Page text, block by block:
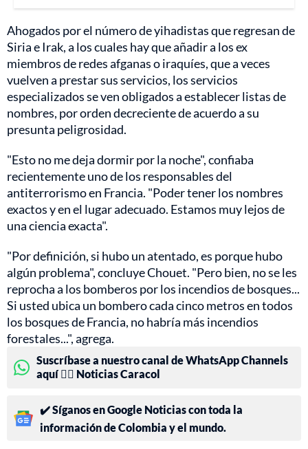
Ahogados por el número de yihadistas que regresan de
Siria e Irak, a los cuales hay que añadir a los ex
miembros de redes afganas o iraquíes, que a veces
vuelven a prestar sus servicios, los servicios
especializados se ven obligados a establecer listas de
nombres, por orden decreciente de acuerdo a su
presunta peligrosidad.
"Esto no me deja dormir por la noche", confiaba
recientemente uno de los responsables del
antiterrorismo en Francia. "Poder tener los nombres
exactos y en el lugar adecuado. Estamos muy lejos de
una ciencia exacta".
"Por definición, si hubo un atentado, es porque hubo
algún problema", concluye Chouet. "Pero bien, no se les
reprocha a los bomberos por los incendios de bosques...
Si usted ubica un bombero cada cinco metros en todos
los bosques de Francia, no habría más incendios
forestales...", agrega.
Suscríbase a nuestro canal de WhatsApp Channels
aquí 👉🏻 Noticias Caracol
✔️ Síganos en Google Noticias con toda la
información de Colombia y el mundo.